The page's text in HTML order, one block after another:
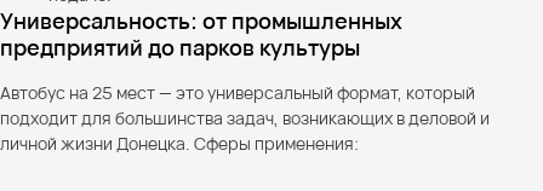
Универсальность: от промышленных
предприятий до парков культуры
Автобус на 25 мест — это универсальный формат, который
подходит для большинства задач, возникающих в деловой и
личной жизни Донецка. Сферы применения: